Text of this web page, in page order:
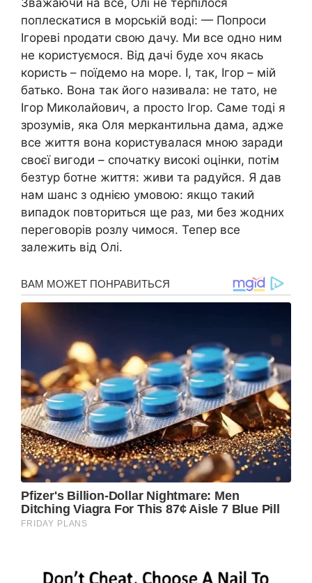
Зважаючи на все, Олі не терпілося
поплескатися в морській воді: — Попроси
Ігореві nродати свою дачу. Ми все одно ним
не користуємося. Від дачі буде хоч якась
користь – поїдемо на море. І, так, Ігор – мій
батько. Вона так його називала: не тато, не
Ігор Миколайович, а просто Ігор. Саме тоді я
зрозумів, яка Оля меркантильна дама, адже
все життя вона користувалася мною заради
своєї вигоди – спочатку високі оцінки, потім
безтур ботне життя: живи та радуйся. Я дав
нам шанс з однією умовою: якщо такий
випадок повториться ще раз, ми без жодних
переговорів розлу чимося. Тепер все
залежить від Олі.